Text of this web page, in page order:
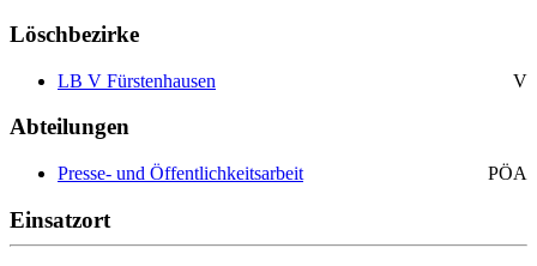
Löschbezirke
LB V Fürstenhausen V
Abteilungen
Presse- und Öffentlichkeitsarbeit PÖA
Einsatzort